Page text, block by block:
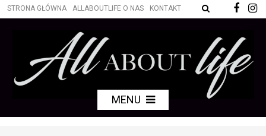
STRONA GŁÓWNA ALLABOUTLIFE O NAS KONTAKT
MENU